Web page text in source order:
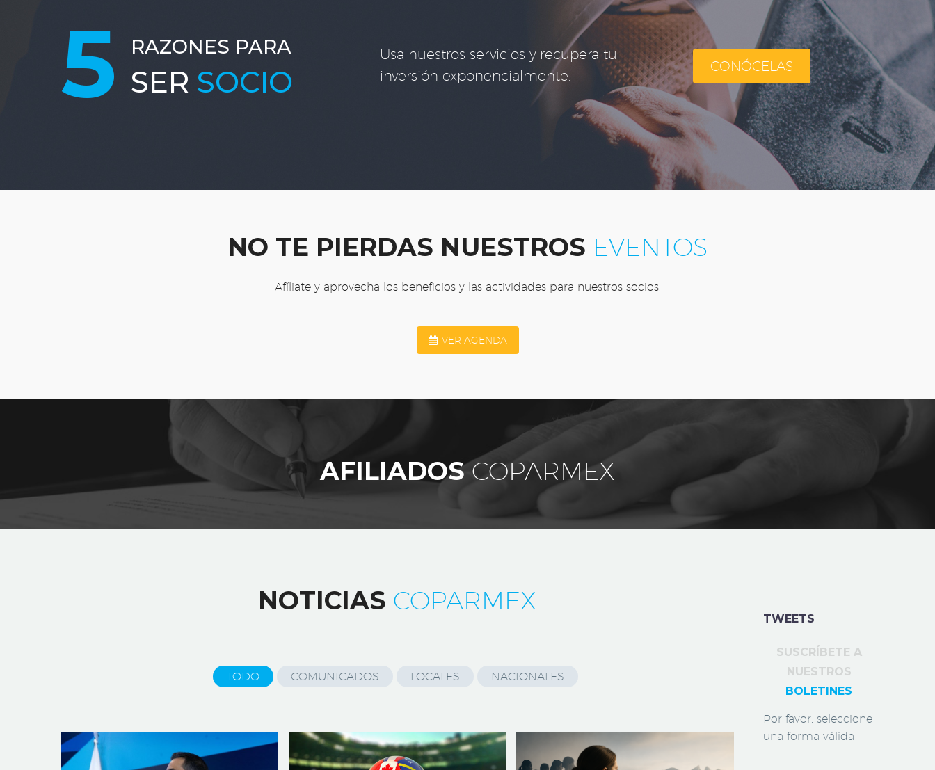
5 RAZONES PARA
SER SOCIO
Usa nuestros servicios y recupera tu
inversión exponencialmente.
CONÓCELAS
NO TE PIERDAS NUESTROS EVENTOS
Afíliate y aprovecha los beneficios y las actividades para nuestros socios.
 VER AGENDA
AFILIADOSCOPARMEX
NOTICIAS COPARMEX
TODO COMUNICADOS LOCALES NACIONALES
TWEETS
SUSCRÍBETE A
NUESTROS
BOLETINES
Por favor, seleccione
una forma válida